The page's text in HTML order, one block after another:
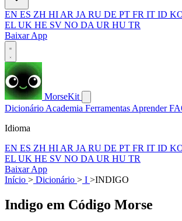
EN ES ZH HI AR JA RU DE PT FR IT ID
EL UK HE SV NO DA UR HU TR
Baixar App
MorseKit
Dicionário Academia Ferramentas Aprender
Idioma
EN ES ZH HI AR JA RU DE PT FR IT ID
EL UK HE SV NO DA UR HU TR
Baixar App
Início > Dicionário > I >INDIGO
Indigo em Código Morse